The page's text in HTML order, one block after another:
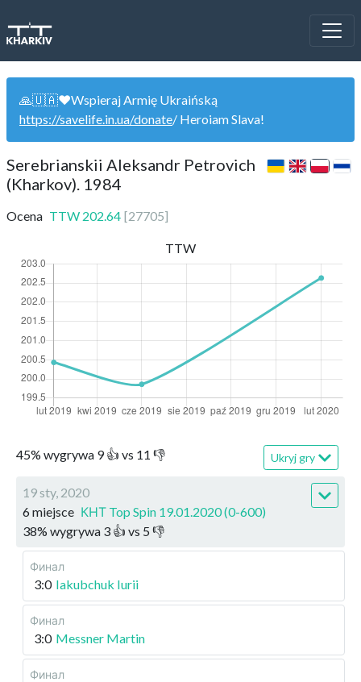
🙏🇺🇦❤️Wspieraj Armię Ukraińską
https://savelife.in.ua/donate/ Heroiam Slava!
Serebrianskii Aleksandr Petrovich
(Kharkov). 1984
Ocena TTW 202.64 [27705]
45% wygrywa 9👍 vs 11 👎 Ukryj gry
19 sty, 2020
6 miejsce КНТ Top Spin 19.01.2020 (0-600)
38% wygrywa 3 👍 vs 5 👎
Финал
3:0 Iakubchuk Iurii
Финал
3:0 Messner Martin
Финал
TTW